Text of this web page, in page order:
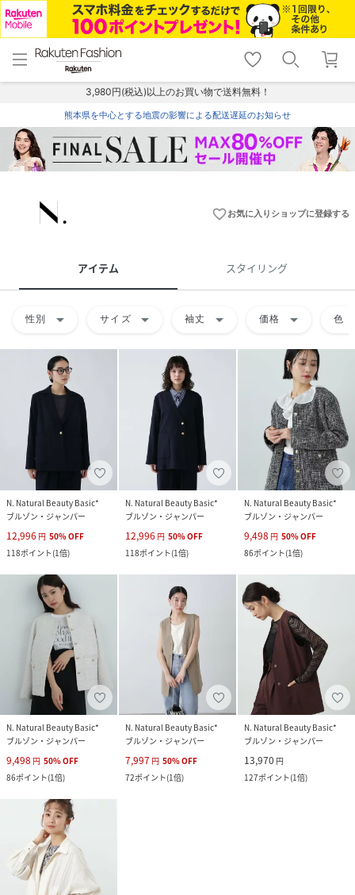
menu home
トップ
shopping_cart lock_outline
ログイン
3,980円(税込)以上のお買い物で送料無料！
熊本県を中心とする地震の影響による配送遅延のお知らせ
favorite_borderお気に入りショップに登録する
アイテム スタイリング
性別 arrow_drop_down サイズ arrow_drop_down 袖丈 arrow_drop_down 価格 arrow_drop_down 色
N. Natural Beauty Basic*
ブルゾン・ジャンパー
12,996 円 50%OFF
118ポイント(1倍)
N. Natural Beauty Basic*
ブルゾン・ジャンパー
12,996 円 50%OFF
118ポイント(1倍)
N. Natural Beauty Basic*
ブルゾン・ジャンパー
9,498 円 50%OFF
86ポイント(1倍)
N. Natural Beauty Basic*
ブルゾン・ジャンパー
9,498 円 50%OFF
86ポイント(1倍)
N. Natural Beauty Basic*
ブルゾン・ジャンパー
7,997 円 50%OFF
72ポイント(1倍)
N. Natural Beauty Basic*
ブルゾン・ジャンパー
13,970 円
127ポイント(1倍)